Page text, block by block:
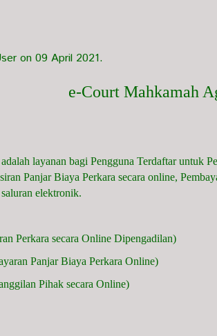
on 09 April 2021.
e-Court Mahkamah
bagi Pengguna Terdaftar untuk
Panjar Biaya Perkara secara online,
elektronik.
Perkara secara Online Dipengadilan)
Panjar Biaya Perkara Online)
Pihak secara Online)